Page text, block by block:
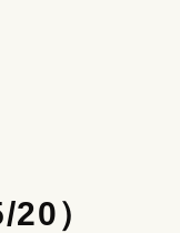
）